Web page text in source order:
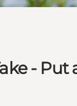
-